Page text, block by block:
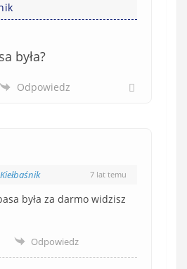
była?
Odpowiedz
Kiełbaśnik 7 lat temu
była za darmo widzisz
Odpowiedz